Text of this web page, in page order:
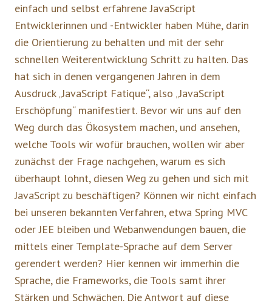
einfach und selbst erfahrene JavaScript
Entwicklerinnen und -Entwickler haben Mühe, darin
die Orientierung zu behalten und mit der sehr
schnellen Weiterentwicklung Schritt zu halten. Das
hat sich in denen vergangenen Jahren in dem
Ausdruck „JavaScript Fatique“, also „JavaScript
Erschöpfung“ manifestiert. Bevor wir uns auf den
Weg durch das Ökosystem machen, und ansehen,
welche Tools wir wofür brauchen, wollen wir aber
zunächst der Frage nachgehen, warum es sich
überhaupt lohnt, diesen Weg zu gehen und sich mit
JavaScript zu beschäftigen? Können wir nicht einfach
bei unseren bekannten Verfahren, etwa Spring MVC
oder JEE bleiben und Webanwendungen bauen, die
mittels einer Template-Sprache auf dem Server
gerendert werden? Hier kennen wir immerhin die
Sprache, die Frameworks, die Tools samt ihrer
Stärken und Schwächen. Die Antwort auf diese